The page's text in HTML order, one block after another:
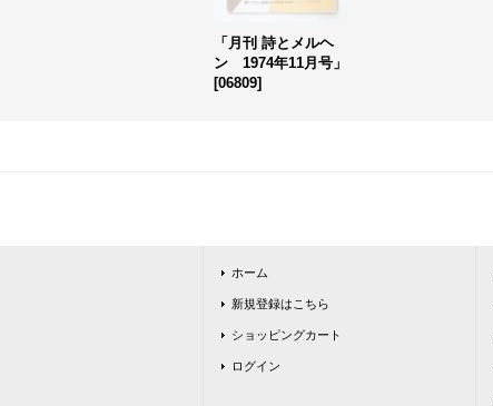
「月刊 詩とメルヘ
ン 1974年11月号」
[06809]
ホーム
新規登録はこちら
ショッピングカート
ログイン